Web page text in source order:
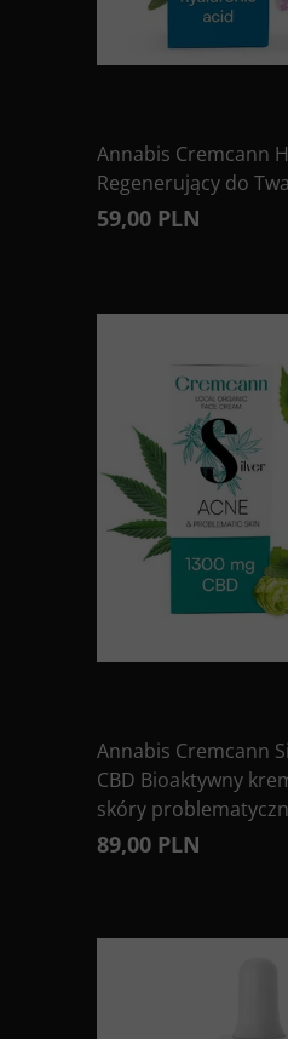
Annabis Cremcann
Regenerujący do
59,00 PLN
Annabis Cremcann
CBD Bioaktywny
skóry
89,00 PLN